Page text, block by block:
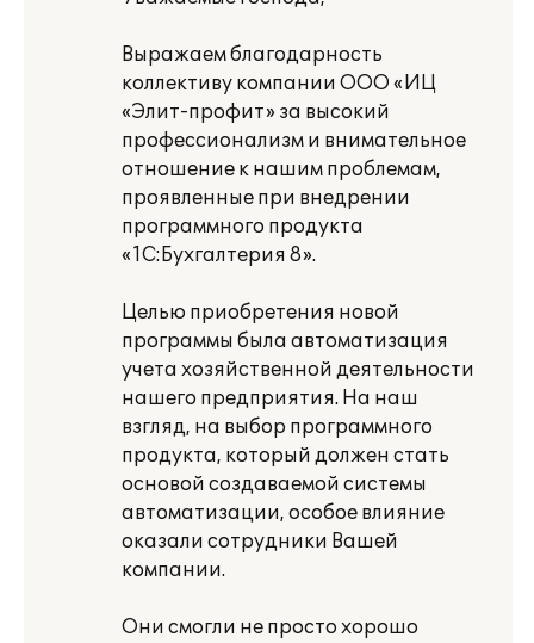
Выражаем благодарность
коллективу компании ООО «ИЦ
«Элит-профит» за высокий
профессионализм и внимательное
отношение к нашим проблемам,
проявленные при внедрении
программного продукта
«1С:Бухгалтерия 8».
Целью приобретения новой
программы была автоматизация
учета хозяйственной деятельности
нашего предприятия. На наш
взгляд, на выбор программного
продукта, который должен стать
основой создаваемой системы
автоматизации, особое влияние
оказали сотрудники Вашей
компании.
Они смогли не просто хорошо